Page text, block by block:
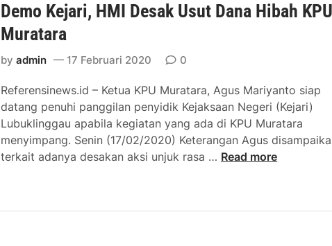
Demo Kejari, HMI Desak Usut Dana Hibah
Muratara
byadmin 17 Februari 2020 0
Referensinews.id – Ketua KPU Muratara, Agus Mariyanto siap
datang penuhi panggilan penyidik Kejaksaan Negeri (Kejari)
Lubuklinggau apabila kegiatan yang ada di KPU Muratara
menyimpang. Senin (17/02/2020) Keterangan Agus
terkait adanya desakan aksi unjuk rasa … D
Read more